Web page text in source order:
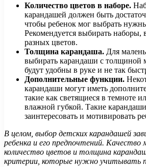
Количество цветов в наборе.
карандашей должен быть
чтобы ребенок мог выбрать
Рекомендуется выбирать наборы,
разных цветов.
Толщина карандаша. Для
выбирать карандаши с
будут удобны в руке и не так
Дополнительные функции.
карандаши могут иметь
такие как светящиеся в темноте
влажной губкой. Такие
заинтересовать и мотивировать
В целом, выбор детских карандашей
ребенка и его предпочтений. Качество
количество цветов и толщина
критерии, которые нужно учитывать